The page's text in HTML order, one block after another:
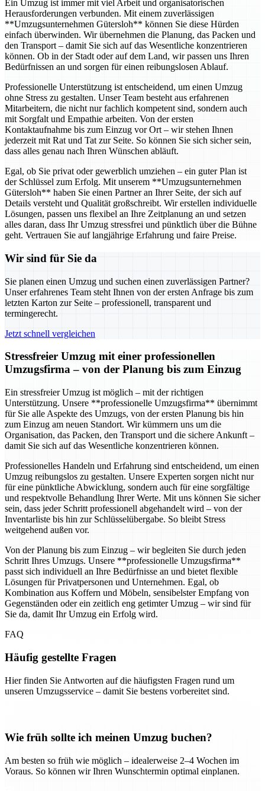
Ein Umzug ist immer mit viel Arbeit und organisatorischen
Herausforderungen verbunden. Mit einem zuverlässigen
**Umzugsunternehmen Gütersloh** können Sie diese Hürden
einfach überwinden. Wir übernehmen die Planung, das Packen und
den Transport – damit Sie sich auf das Wesentliche konzentrieren
können. Ob in der Stadt oder auf dem Land, wir passen uns Ihren
Bedürfnissen an und sorgen für einen reibungslosen Ablauf.
Professionelle Unterstützung ist entscheidend, um einen Umzug
ohne Stress zu gestalten. Unser Team besteht aus erfahrenen
Mitarbeitern, die nicht nur fachlich kompetent sind, sondern auch
mit Sorgfalt und Empathie arbeiten. Von der ersten
Kontaktaufnahme bis zum Einzug vor Ort – wir stehen Ihnen
jederzeit mit Rat und Tat zur Seite. So können Sie sich sicher sein,
dass alles genau nach Ihren Wünschen abläuft.
Egal, ob Sie privat oder gewerblich umziehen – ein guter Plan ist
der Schlüssel zum Erfolg. Mit unserem **Umzugsunternehmen
Gütersloh** haben Sie einen Partner an Ihrer Seite, der sich auf
Details versteht und Qualität großschreibt. Wir erstellen individuelle
Lösungen, passen uns flexibel an Ihre Zeitplanung an und setzen
alles daran, dass Ihr Umzug stressfrei und pünktlich über die Bühne
geht. Vertrauen Sie auf langjährige Erfahrung und faire Preise.
Wir sind für Sie da
Sie planen einen Umzug und suchen einen zuverlässigen Partner?
Unser erfahrenes Team steht Ihnen von der ersten Anfrage bis zum
letzten Karton zur Seite – professionell, transparent und
termingerecht.
Jetzt schnell vergleichen
Stressfreier Umzug mit einer professionellen
Umzugsfirma – von der Planung bis zum Einzug
Ein stressfreier Umzug ist möglich – mit der richtigen
Unterstützung. Unsere **professionelle Umzugsfirma** übernimmt
für Sie alle Aspekte des Umzugs, von der ersten Planung bis hin
zum Einzug am neuen Standort. Wir kümmern uns um die
Organisation, das Packen, den Transport und die sichere Ankunft –
damit Sie sich auf das Wesentliche konzentrieren können.
Professionelles Handeln und Erfahrung sind entscheidend, um einen
Umzug reibungslos zu gestalten. Unsere Experten sorgen nicht nur
für eine pünktliche Abwicklung, sondern auch für eine sorgfältige
und respektvolle Behandlung Ihrer Werte. Mit uns können Sie sicher
sein, dass jeder Schritt professionell abgehandelt wird – von der
Inventarliste bis hin zur Schlüsselübergabe. So bleibt Stress
weitgehend außen vor.
Von der Planung bis zum Einzug – wir begleiten Sie durch jeden
Schritt Ihres Umzugs. Unsere **professionelle Umzugsfirma**
passt sich individuell an Ihre Bedürfnisse an und bietet flexible
Lösungen für Privatpersonen und Unternehmen. Egal, ob
Kombination aus Koffern und Möbeln, sensibelster Empfang von
Gegenständen oder ein zeitlich eng getimter Umzug – wir sind für
Sie da, damit Ihr Umzug ein Erfolg wird.
FAQ
Häufig gestellte Fragen
Hier finden Sie Antworten auf die häufigsten Fragen rund um
unseren Umzugsservice – damit Sie bestens vorbereitet sind.
Wie früh sollte ich meinen Umzug buchen?
Am besten so früh wie möglich – idealerweise 2–4 Wochen im
Voraus. So können wir Ihren Wunschtermin optimal einplanen.